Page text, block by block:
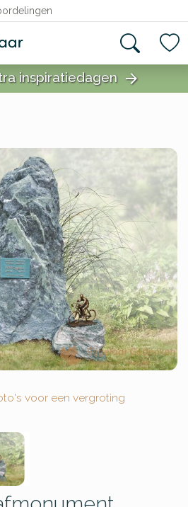
inspiratiedagen arrow_forward
voor een vergroting